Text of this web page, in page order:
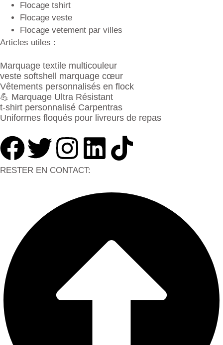
Flocage tshirt
Flocage veste
Flocage vetement par villes
Articles utiles :
Marquage textile multicouleur
veste softshell marquage cœur
Vêtements personnalisés en flock
💪 Marquage Ultra Résistant
t-shirt personnalisé Carpentras
Uniformes floqués pour livreurs de repas
RESTER EN CONTACT: